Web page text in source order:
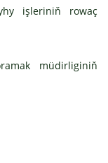
işleriniň rowaç
müdirliginiň